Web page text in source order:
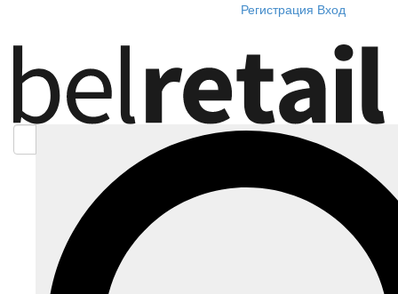
Регистрация Вход